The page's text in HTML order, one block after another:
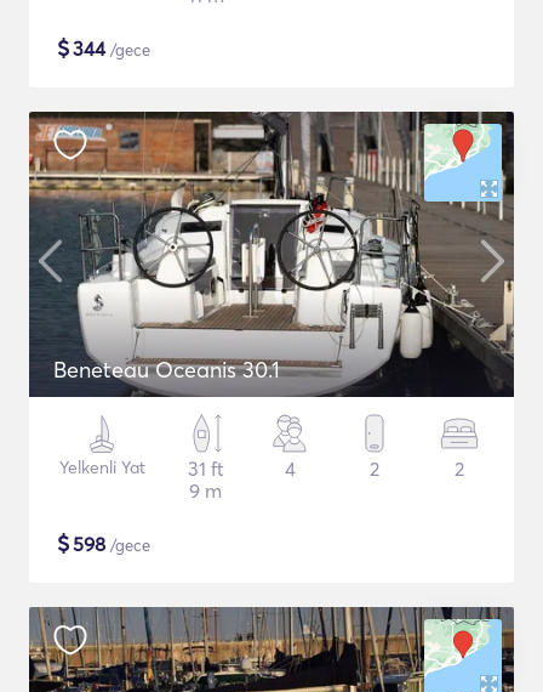
$344/gece
Beneteau Oceanis 30.1
Yelkenli Yat
31 ft
9 m
4 2 2
$598 /gece